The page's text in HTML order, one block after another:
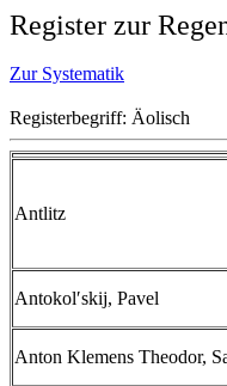
Register zur
Zur Systematik
Registerbegriff: Äolisch
Antlitz
Antokolʹskij, Pavel
Anton Klemens Theodor,